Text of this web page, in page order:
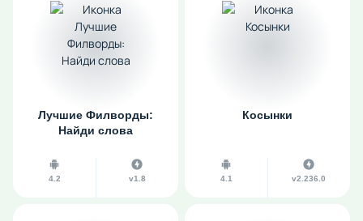
Лучшие Филворды:
Найди слова
4.2 v1.8
Косынки
4.1 v2.236.0